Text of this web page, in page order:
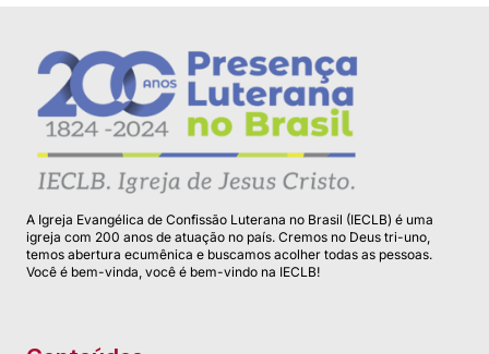
A Igreja Evangélica de Confissão Luterana no Brasil (IECLB) é uma
igreja com 200 anos de atuação no país. Cremos no Deus tri-uno,
temos abertura ecumênica e buscamos acolher todas as pessoas.
Você é bem-vinda, você é bem-vindo na IECLB!